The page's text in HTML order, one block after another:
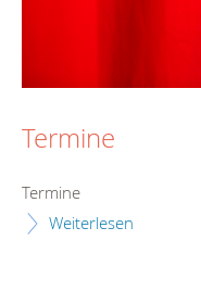
Termine
Termine
Weiterlesen